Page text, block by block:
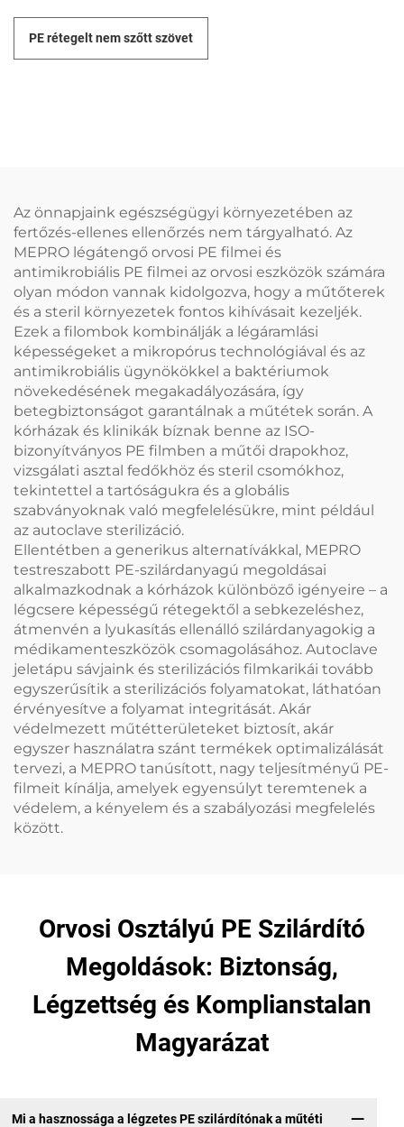
PE rétegelt nem szőtt szövet
Az önnapjaink egészségügyi környezetében az
fertőzés-ellenes ellenőrzés nem tárgyalható. Az
MEPRO légátengő orvosi PE filmei és
antimikrobiális PE filmei az orvosi eszközök számára
olyan módon vannak kidolgozva, hogy a műtőterek
és a steril környezetek fontos kihívásait kezeljék.
Ezek a filombok kombinálják a légáramlási
képességeket a mikropórus technológiával és az
antimikrobiális ügynökökkel a baktériumok
növekedésének megakadályozására, így
betegbiztonságot garantálnak a műtétek során. A
kórházak és klinikák bíznak benne az ISO-
bizonyítványos PE filmben a műtői drapokhoz,
vizsgálati asztal fedőkhöz és steril csomókhoz,
tekintettel a tartóságukra és a globális
szabványoknak való megfelelésükre, mint például
az autoclave sterilizáció.
Ellentétben a generikus alternatívákkal, MEPRO
testreszabott PE-szilárdanyagú megoldásai
alkalmazkodnak a kórházok különböző igényeire – a
légcsere képességű rétegektől a sebkezeléshez,
átmenvén a lyukasítás ellenálló szilárdanyagokig a
médikamenteszközök csomagolásához. Autoclave
jeletápu sávjaink és sterilizációs filmkarikái tovább
egyszerűsítik a sterilizációs folyamatokat, láthatóan
érvényesítve a folyamat integritását. Akár
védelmezett műtétterületeket biztosít, akár
egyszer használatra szánt termékek optimalizálását
tervezi, a MEPRO tanúsított, nagy teljesítményű PE-
filmeit kínálja, amelyek egyensúlyt teremtenek a
védelem, a kényelem és a szabályozási megfelelés
között.
Orvosi Osztályú PE Szilárdító
Megoldások: Biztonság,
Légzettség és Komplianstalan
Magyarázat
Mi a hasznossága a légzetes PE szilárdítónak a műtéti